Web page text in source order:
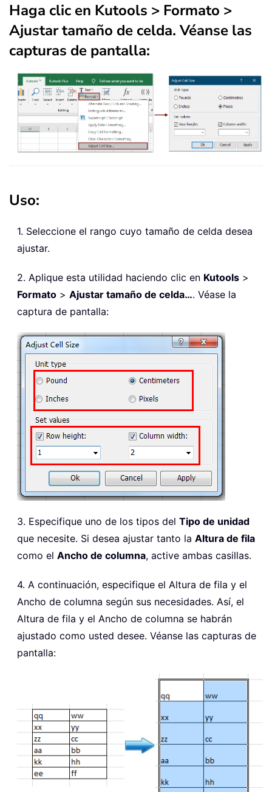
Haga clic en Kutools > Formato >
Ajustar tamaño de celda. Véanse las
capturas de pantalla:
Uso:
1. Seleccione el rango cuyo tamaño de celda desea
ajustar.
2. Aplique esta utilidad haciendo clic en Kutools >
Formato > Ajustar tamaño de celda…. Véase la
captura de pantalla:
3. Especifique uno de los tipos del Tipo de unidad
que necesite. Si desea ajustar tanto la Altura de fila
como el Ancho de columna, active ambas casillas.
4. A continuación, especifique el Altura de fila y el
Ancho de columna según sus necesidades. Así, el
Altura de fila y el Ancho de columna se habrán
ajustado como usted desee. Véanse las capturas de
pantalla: